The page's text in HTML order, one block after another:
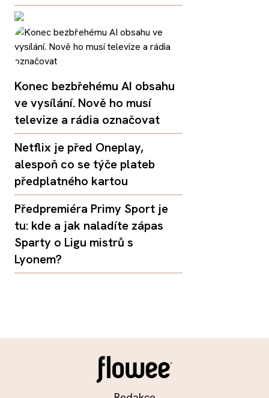
Konec bezbřehému AI obsahu
ve vysílání. Nově ho musí
televize a rádia označovat
Netflix je před Oneplay,
alespoň co se týče plateb
předplatného kartou
Předpremiéra Primy Sport je
tu: kde a jak naladíte zápas
Sparty o Ligu mistrů s
Lyonem?